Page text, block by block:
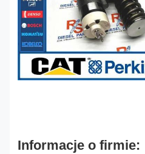
Informacje o firmie: